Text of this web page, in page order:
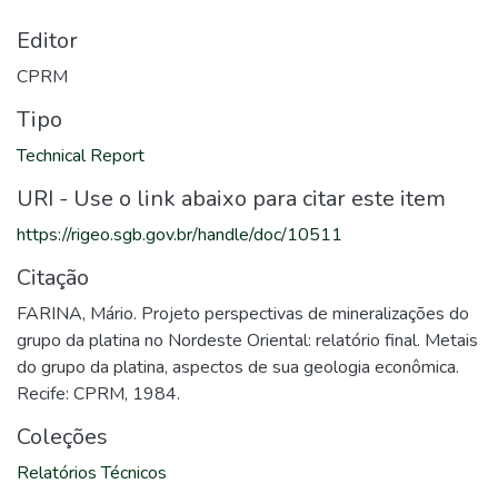
Editor
CPRM
Tipo
Technical Report
URI - Use o link abaixo para citar este item
https://rigeo.sgb.gov.br/handle/doc/10511
Citação
FARINA, Mário. Projeto perspectivas de mineralizações do
grupo da platina no Nordeste Oriental: relatório final. Metais
do grupo da platina, aspectos de sua geologia econômica.
Recife: CPRM, 1984.
Coleções
Relatórios Técnicos